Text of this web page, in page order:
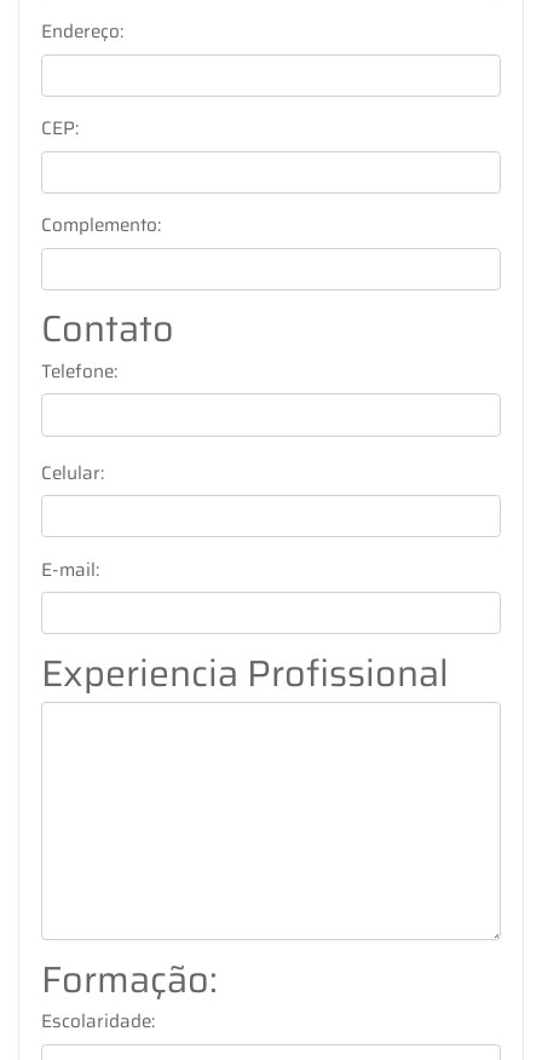
Endereço:
CEP:
Complemento:
Contato
Telefone:
Celular:
E-mail:
Experiencia Profissional
Formação:
Escolaridade: